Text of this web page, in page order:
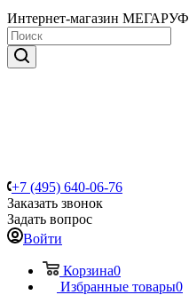
Интернет-магазин МЕГАРУФ
+7 (495) 640-06-76
Заказать звонок
Задать вопрос
Войти
Корзина0
Избранные товары0